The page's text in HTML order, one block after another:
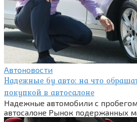
Автоновости
Надежные бу авто: на что
покупкой в автосалоне
Надежные автомобили с
автосалоне Рынок подержанных